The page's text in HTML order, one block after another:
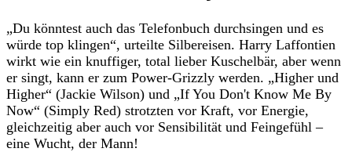
„Du könntest auch das Telefonbuch durchsingen und es
würde top klingen“, urteilte Silbereisen. Harry Laffontien
wirkt wie ein knuffiger, total lieber Kuschelbär, aber wenn
er singt, kann er zum Power-Grizzly werden. „Higher und
Higher“ (Jackie Wilson) und „If You Don't Know Me By
Now“ (Simply Red) strotzten vor Kraft, vor Energie,
gleichzeitig aber auch vor Sensibilität und Feingefühl –
eine Wucht, der Mann!